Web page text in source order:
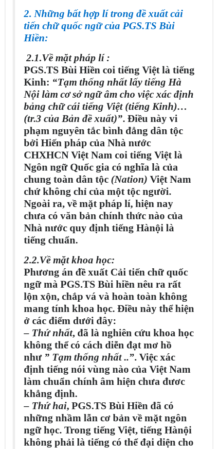
2. Những bất hợp lí trong đề xuất cải
tiến chữ quốc ngữ của PGS.TS Bùi
Hiền:
2.1.Về mặt pháp lí :
PGS.TS Bùi Hiền coi tiếng Việt là tiếng
Kinh: “Tạm thống nhất lấy tiếng Hà
Nội làm cơ sở ngữ âm cho việc xác định
bảng chữ cái tiếng Việt (tiếng Kinh)…
(tr.3 của Bản đề xuất)”. Điều này vi
phạm nguyên tắc bình đẳng dân tộc
bởi Hiến pháp của Nhà nước
CHXHCN Việt Nam coi tiếng Việt là
Ngôn ngữ Quốc gia có nghĩa là của
chung toàn dân tộc (Nation) Việt Nam
chứ không chỉ của một tộc người.
Ngoài ra, về mặt pháp lí, hiện nay
chưa có văn bản chính thức nào của
Nhà nước quy định tiếng Hànội là
tiếng chuẩn.
2.2.Về mặt khoa học:
Phương án đề xuất Cải tiến chữ quốc
ngữ mà PGS.TS Bùi hiền nêu ra rất
lộn xộn, chắp vá và hoàn toàn không
mang tính khoa học. Điều này thể hiện
ở các điểm dưới đây:
– Thứ nhất, đã là nghiên cứu khoa học
không thể có cách diễn đạt mơ hồ
như ” Tạm thống nhất ..”. Việc xác
định tiếng nói vùng nào của Việt Nam
làm chuẩn chính âm hiện chưa đươc
khẳng định.
– Thứ hai, PGS.TS Bùi Hiền đã có
những nhầm lẫn cơ bản về mặt ngôn
ngữ học. Trong tiếng Việt, tiếng Hànội
không phải là tiếng có thể đại diện cho